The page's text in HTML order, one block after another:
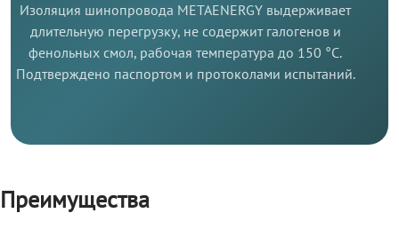
Изоляция шинопровода METAENERGY выдерживает
длительную перегрузку, не содержит галогенов и
фенольных смол, рабочая температура до 150 °C.
Подтверждено паспортом и протоколами испытаний.
Преимущества